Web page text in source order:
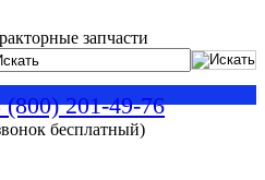
запчасти
(800) 201-49-76
бесплатный)